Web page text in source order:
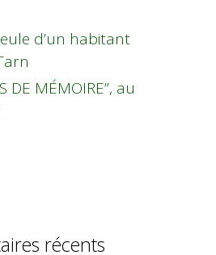
d’un habitant
DE MÉMOIRE”, au
récents